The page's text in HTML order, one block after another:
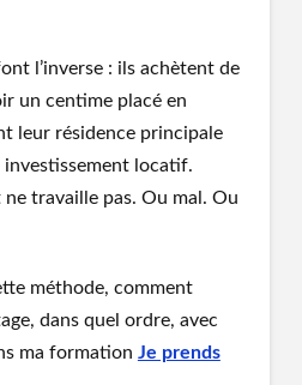
l’inverse : ils achètent de
un centime placé en
leur résidence principale
investissement locatif.
ne travaille pas. Ou mal. Ou
méthode, comment
dans quel ordre, avec
ma formation Je prends